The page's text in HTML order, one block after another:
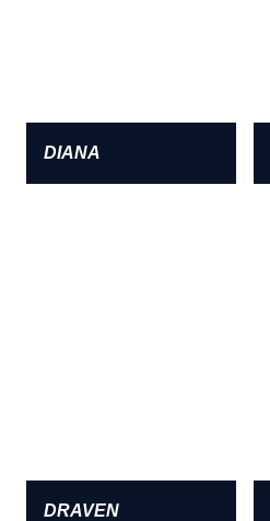
DIANA
DRAVEN